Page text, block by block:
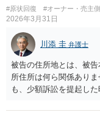
#原状回復 #オーナー・売主側
2026年3月31日
川添 圭 弁護士
被告の住所地とは、被
所住所は何ら関係あり
も、少額訴訟を提起し